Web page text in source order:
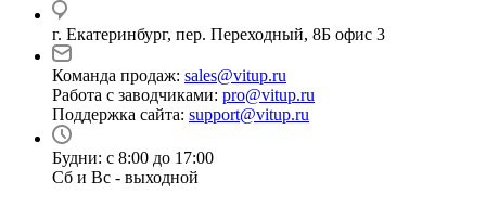
г. Екатеринбург, пер. Переходный, 8Б офис 3
Команда продаж: sales@vitup.ru
Работа с заводчиками: pro@vitup.ru
Поддержка сайта: support@vitup.ru
Будни: с 8:00 до 17:00
Сб и Вс - выходной